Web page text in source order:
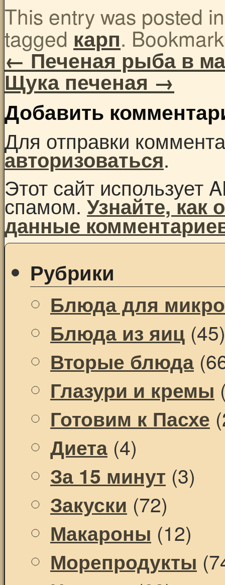
This entry was posted
tagged карп.
←Печеная рыба в
Щука печеная→
Добавить
Для отправки
авторизоваться.
Этот сайт использует
спамом.Узнайте,
данные
Рубрики
Блюда для
Блюда из яиц (45)
Вторые блюда
Глазури и кремы
Готовим к Пасхе
Диета (4)
За 15 минут (3)
Закуски (72)
Макароны (12)
Морепродукты